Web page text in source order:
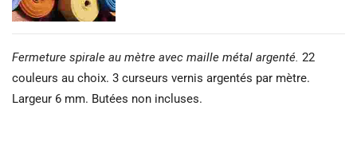
Fermeture spirale au mètre avec maille métal argenté. 22
couleurs au choix. 3 curseurs vernis argentés par mètre.
Largeur 6 mm. Butées non incluses.